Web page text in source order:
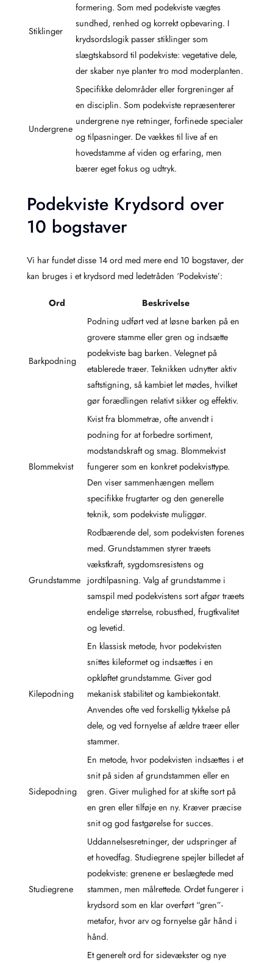
Stiklinger
formering. Som med podekviste vægtes
sundhed, renhed og korrekt opbevaring. I
krydsordslogik passer stiklinger som
slægtskabsord til podekviste: vegetative dele,
der skaber nye planter tro mod moderplanten.
Undergrene
Specifikke delområder eller forgreninger af
en disciplin. Som podekviste repræsenterer
undergrene nye retninger, forfinede specialer
og tilpasninger. De vækkes til live af en
hovedstamme af viden og erfaring, men
bærer eget fokus og udtryk.
Podekviste Krydsord over
10 bogstaver
Vi har fundet disse 14 ord med mere end 10 bogstaver, der
kan bruges i et krydsord med ledetråden ‘Podekviste’:
Ord Beskrivelse
Barkpodning
Podning udført ved at løsne barken på en
grovere stamme eller gren og indsætte
podekviste bag barken. Velegnet på
etablerede træer. Teknikken udnytter aktiv
saftstigning, så kambiet let mødes, hvilket
gør forædlingen relativt sikker og effektiv.
Blommekvist
Kvist fra blommetræ, ofte anvendt i
podning for at forbedre sortiment,
modstandskraft og smag. Blommekvist
fungerer som en konkret podekvisttype.
Den viser sammenhængen mellem
specifikke frugtarter og den generelle
teknik, som podekviste muliggør.
Grundstamme
Rodbærende del, som podekvisten forenes
med. Grundstammen styrer træets
vækstkraft, sygdomsresistens og
jordtilpasning. Valg af grundstamme i
samspil med podekvistens sort afgør træets
endelige størrelse, robusthed, frugtkvalitet
og levetid.
Kilepodning
En klassisk metode, hvor podekvisten
snittes kileformet og indsættes i en
opkløftet grundstamme. Giver god
mekanisk stabilitet og kambiekontakt.
Anvendes ofte ved forskellig tykkelse på
dele, og ved fornyelse af ældre træer eller
stammer.
Sidepodning
En metode, hvor podekvisten indsættes i et
snit på siden af grundstammen eller en
gren. Giver mulighed for at skifte sort på
en gren eller tilføje en ny. Kræver præcise
snit og god fastgørelse for succes.
Studiegrene
Uddannelsesretninger, der udspringer af
et hovedfag. Studiegrene spejler billedet af
podekviste: grenene er beslægtede med
stammen, men målrettede. Ordet fungerer i
krydsord som en klar overført “gren”-
metafor, hvor arv og fornyelse går hånd i
hånd.
Et generelt ord for sidevækster og nye